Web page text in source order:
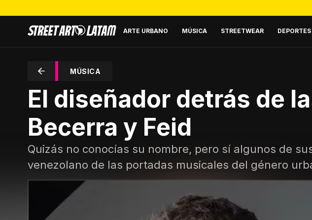
ARTE URBANO MÚSICA STREETWEAR DEPORTES
MÚSICA
El diseñador detrás de
Becerra y Feid
Quizás no conocías su nombre, pero sí algunos de
venezolano de las portadas musicales del género